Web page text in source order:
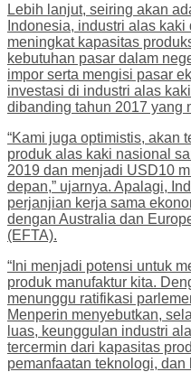
Lebih lanjut, seiring akan
Indonesia, industri alas
meningkat kapasitas
kebutuhan pasar dalam
impor serta mengisi pasar
investasi di industri alas
dibanding tahun 2017 yang
“Kami juga optimistis, akan
produk alas kaki nasional
2019 dan menjadi USD10
depan,” ujarnya. Apalagi,
perjanjian kerja sama
dengan Australia dan
(EFTA).
“Ini menjadi potensi untuk
produk manufaktur kita.
menunggu ratifikasi
Menperin menyebutkan,
luas, keunggulan industri
tercermin dari kapasitas
pemanfaatan teknologi,